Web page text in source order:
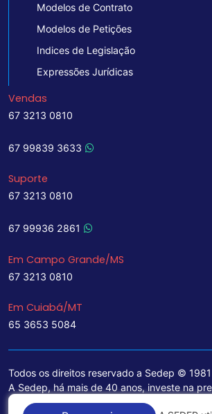
Modelos de Contrato
Modelos de Petições
Indices de Legislação
Expressões Jurídicas
Vendas
67 3213 0810
67 99839 3633
Suporte
67 3213 0810
67 99936 2861
Em Campo Grande/MS
67 3213 0810
Em Cuiabá/MT
65 3653 5084
Todos os direitos reservado a Sedep ©
A Sedep, há mais de 40 anos, investe na
treinamento de funcionários e na aquisição